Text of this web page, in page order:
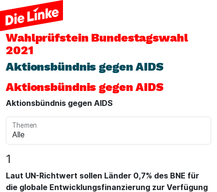
Wahlprüfstein Bundestagswahl
2021
Aktionsbündnis gegen AIDS
Aktionsbündnis gegen AIDS
Aktionsbündnis gegen AIDS
Themen
1
Laut UN-Richtwert sollen Länder 0,7% des BNE für
die globale Entwicklungsfinanzierung zur Verfügung